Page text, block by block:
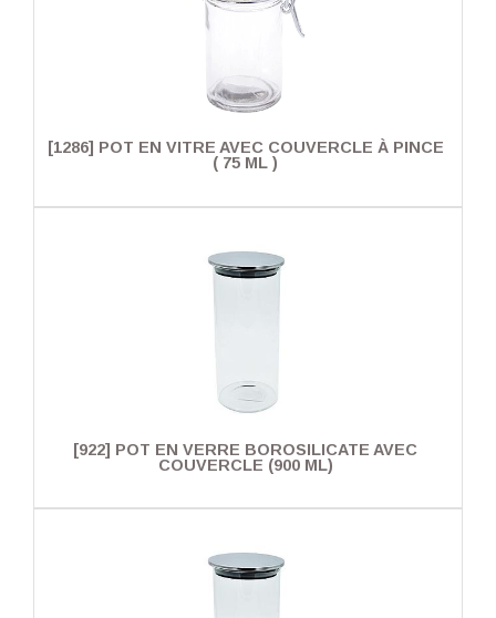
[1286] POT EN VITRE AVEC COUVERCLE À PINCE
( 75 ML )
[922] POT EN VERRE BOROSILICATE AVEC
COUVERCLE (900 ML)